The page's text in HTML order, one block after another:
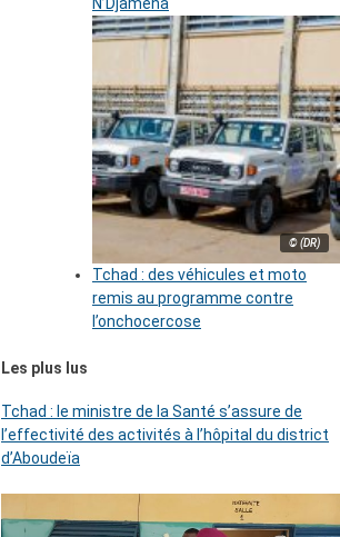
© (DR)
Tchad : des véhicules et moto
remis au programme contre
l’onchocercose
Les plus lus
Tchad : le ministre de la Santé s’assure de
l’effectivité des activités à l’hôpital du district
d’Aboudeïa